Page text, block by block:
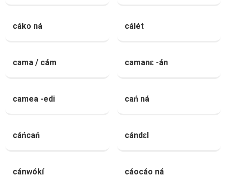
cáko ná cálét
cama / cám camanɛ -án
camea -edi cań ná
cáńcań cándɛl
cánwókí cáocáo ná